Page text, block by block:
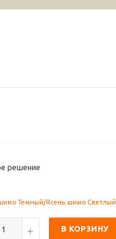
решение
Темный/Ясень шимо Светлый
В КОРЗИНУ